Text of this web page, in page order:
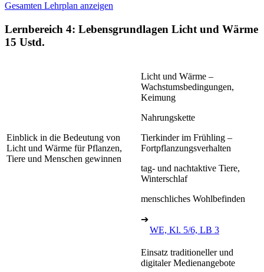
Gesamten Lehrplan anzeigen
Lernbereich 4: Lebensgrundlagen Licht und Wärme
15 Ustd.
Einblick in die Bedeutung von
Licht und Wärme für Pflanzen,
Tiere und Menschen gewinnen
Licht und Wärme –
Wachstumsbedingungen,
Keimung
Nahrungskette
Tierkinder im Frühling –
Fortpflanzungsverhalten
tag- und nachtaktive Tiere,
Winterschlaf
menschliches Wohlbefinden
➔
WE, Kl. 5/6, LB 3
Einsatz traditioneller und
digitaler Medienangebote